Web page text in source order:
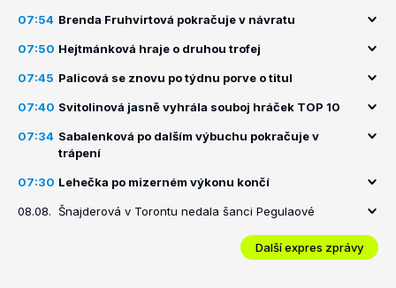
07:54 Brenda Fruhvirtová pokračuje v návratu
07:50 Hejtmánková hraje o druhou trofej
07:45 Palicová se znovu po týdnu porve o titul
07:40 Svitolinová jasně vyhrála souboj hráček TOP 10
07:34 Sabalenková po dalším výbuchu pokračuje v
trápení
07:30 Lehečka po mizerném výkonu končí
08.08. Šnajderová v Torontu nedala šanci Pegulaové
Další expres zprávy